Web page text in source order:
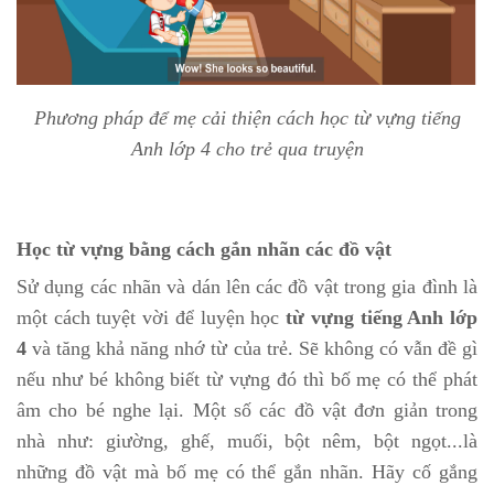
Phương pháp để mẹ cải thiện cách học từ vựng tiếng
Anh lớp 4 cho trẻ qua truyện
Học từ vựng bằng cách gắn nhãn các đồ vật
Sử dụng các nhãn và dán lên các đồ vật trong gia đình là
một cách tuyệt vời để luyện học từ vựng tiếng Anh lớp
4và tăng khả năng nhớ từ của trẻ. Sẽ không có vẫn đề gì
nếu như bé không biết từ vựng đó thì bố mẹ có thể phát
âm cho bé nghe lại. Một số các đồ vật đơn giản trong
nhà như: giường, ghế, muối, bột nêm, bột ngọt...là
những đồ vật mà bố mẹ có thể gắn nhãn. Hãy cố gắng